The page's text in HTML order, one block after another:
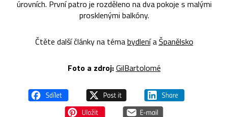
úrovních. První patro je rozděleno na dva pokoje s malými
prosklenými balkóny.
Čtěte další články na témabydleníaŠpanělsko
Foto a zdroj:GilBartolomé